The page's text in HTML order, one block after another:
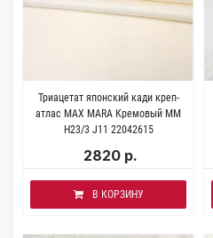
Триацетат японский кади креп-
атлас MAX MARA Кремовый MM
H23/3 J11 22042615
2820 р.
В КОРЗИНУ